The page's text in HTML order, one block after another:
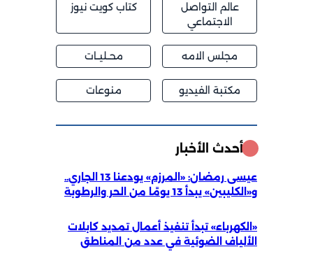
عالم التواصل
الاجتماعي
كتاب كويت نيوز
مجلس الامه محــليــات
مكتبة الفيديو منوعات
أحدث الأخبار
عيسى رمضان: «المرزم» يودعنا 13 الجاري..
و«الكليبين» يبدأ 13 يومًا من الحر والرطوبة
«الكهرباء» تبدأ تنفيذ أعمال تمديد كابلات
الألياف الضوئية في عدد من المناطق